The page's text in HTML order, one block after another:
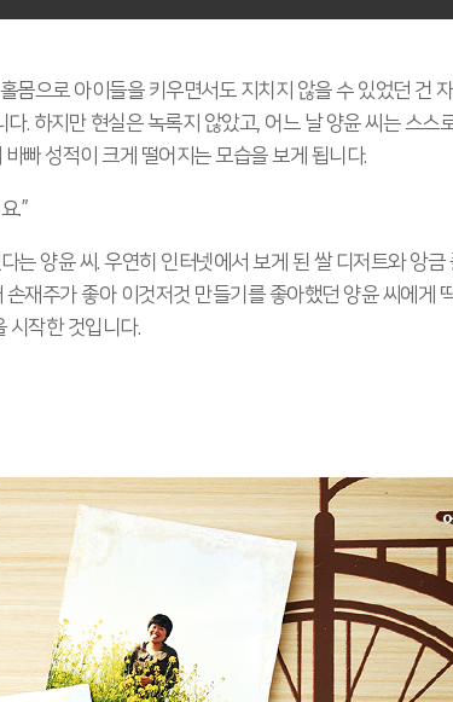
몸으로 아이들을 키우면서도 지치지 않을 수 있었던 건
. 하지만 현실은 녹록지 않았고, 어느 날 양윤 씨는 스스
빠 성적이 크게 떨어지는 모습을 보게 됩니다.
.”
는 양윤 씨. 우연히 인터넷에서 보게 된 쌀 디저트와 앙금
재주가 좋아 이것저것 만들기를 좋아했던 양윤 씨에게
시작한 것입니다.